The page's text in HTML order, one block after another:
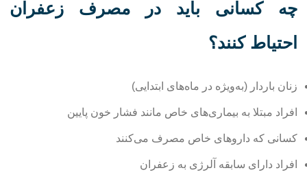
چه کسانی باید در مصرف زعفران
احتیاط کنند؟
زنان باردار (به‌ویژه در ماه‌های ابتدایی)
افراد مبتلا به بیماری‌های خاص مانند فشار خون پایین
کسانی که داروهای خاص مصرف می‌کنند
افراد دارای سابقه آلرژی به زعفران